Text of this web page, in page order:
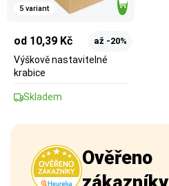
5 variant
od 10,39 Kč až -20%
Výškově nastavitelné
krabice
Skladem
Ověřeno